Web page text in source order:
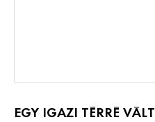
EGY IGAZI TÉRRÉ VÁLT